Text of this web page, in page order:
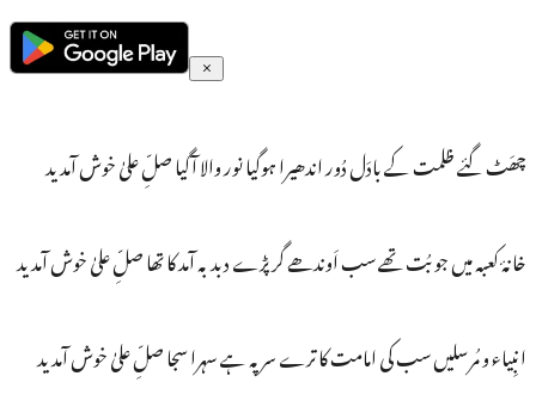
چھَٹ گئے ظلمت کے بادَل دُور اندھیرا ہوگیا نور والا آگیا صلِّ علیٰ خوش آمدید
خانۂ کعبہ میں جو بُت تھے سب اَوندھے گرپڑے دبدبہ آمد کا تھا صلِّ علیٰ خوش آمدید
انبِیاء و مُرسلیں سب کی امامت کا ترے سر پہ ہے سہرا سجا صلِّ علیٰ خوش آمدید